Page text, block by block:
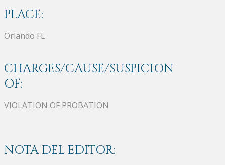
PLACE:
Orlando FL
CHARGES/CAUSE/SUSPICION
OF:
VIOLATION OF PROBATION
NOTA DEL EDITOR: